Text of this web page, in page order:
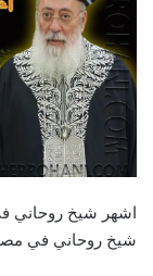
اشهر شيخ روحاني
شيخ روحاني في